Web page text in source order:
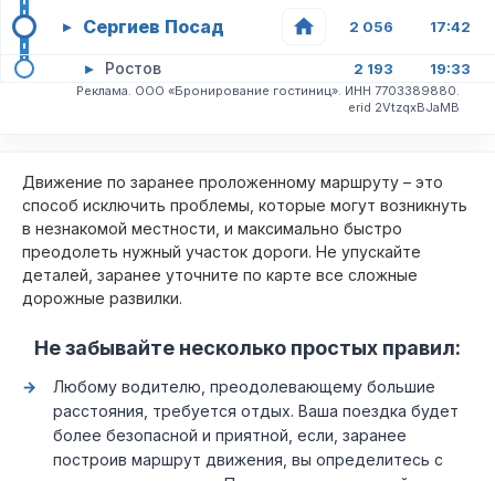
▸ Сергиев Посад 2 056 17:42
▸ Ростов 2 193 19:33
Реклама. ООО «Бронирование гостиниц». ИНН 7703389880.
erid 2VtzqxBJaMB
Движение по заранее проложенному маршруту – это
способ исключить проблемы, которые могут возникнуть
в незнакомой местности, и максимально быстро
преодолеть нужный участок дороги. Не упускайте
деталей, заранее уточните по карте все сложные
дорожные развилки.
Не забывайте несколько простых правил:
Любому водителю, преодолевающему большие
расстояния, требуется отдых. Ваша поездка будет
более безопасной и приятной, если, заранее
построив маршрут движения, вы определитесь с